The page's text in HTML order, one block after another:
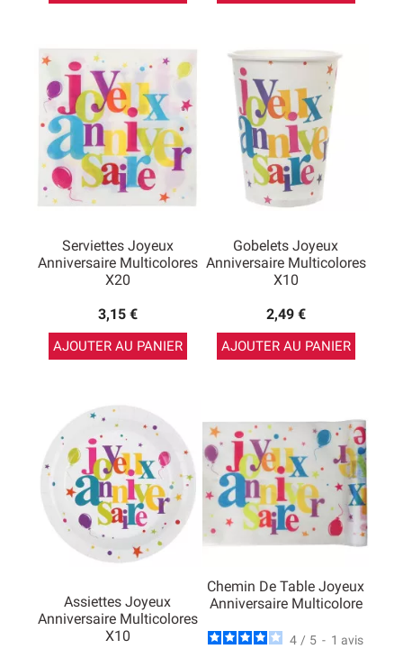
Serviettes Joyeux
Anniversaire Multicolores
X20
3,15 €
AJOUTER AU PANIER
Gobelets Joyeux
Anniversaire Multicolores
X10
2,49 €
AJOUTER AU PANIER
Assiettes Joyeux
Anniversaire Multicolores
X10
Chemin De Table Joyeux
Anniversaire Multicolore
4 / 5 - 1 avis